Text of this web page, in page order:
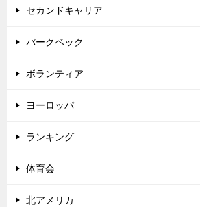
セカンドキャリア
バークベック
ボランティア
ヨーロッパ
ランキング
体育会
北アメリカ